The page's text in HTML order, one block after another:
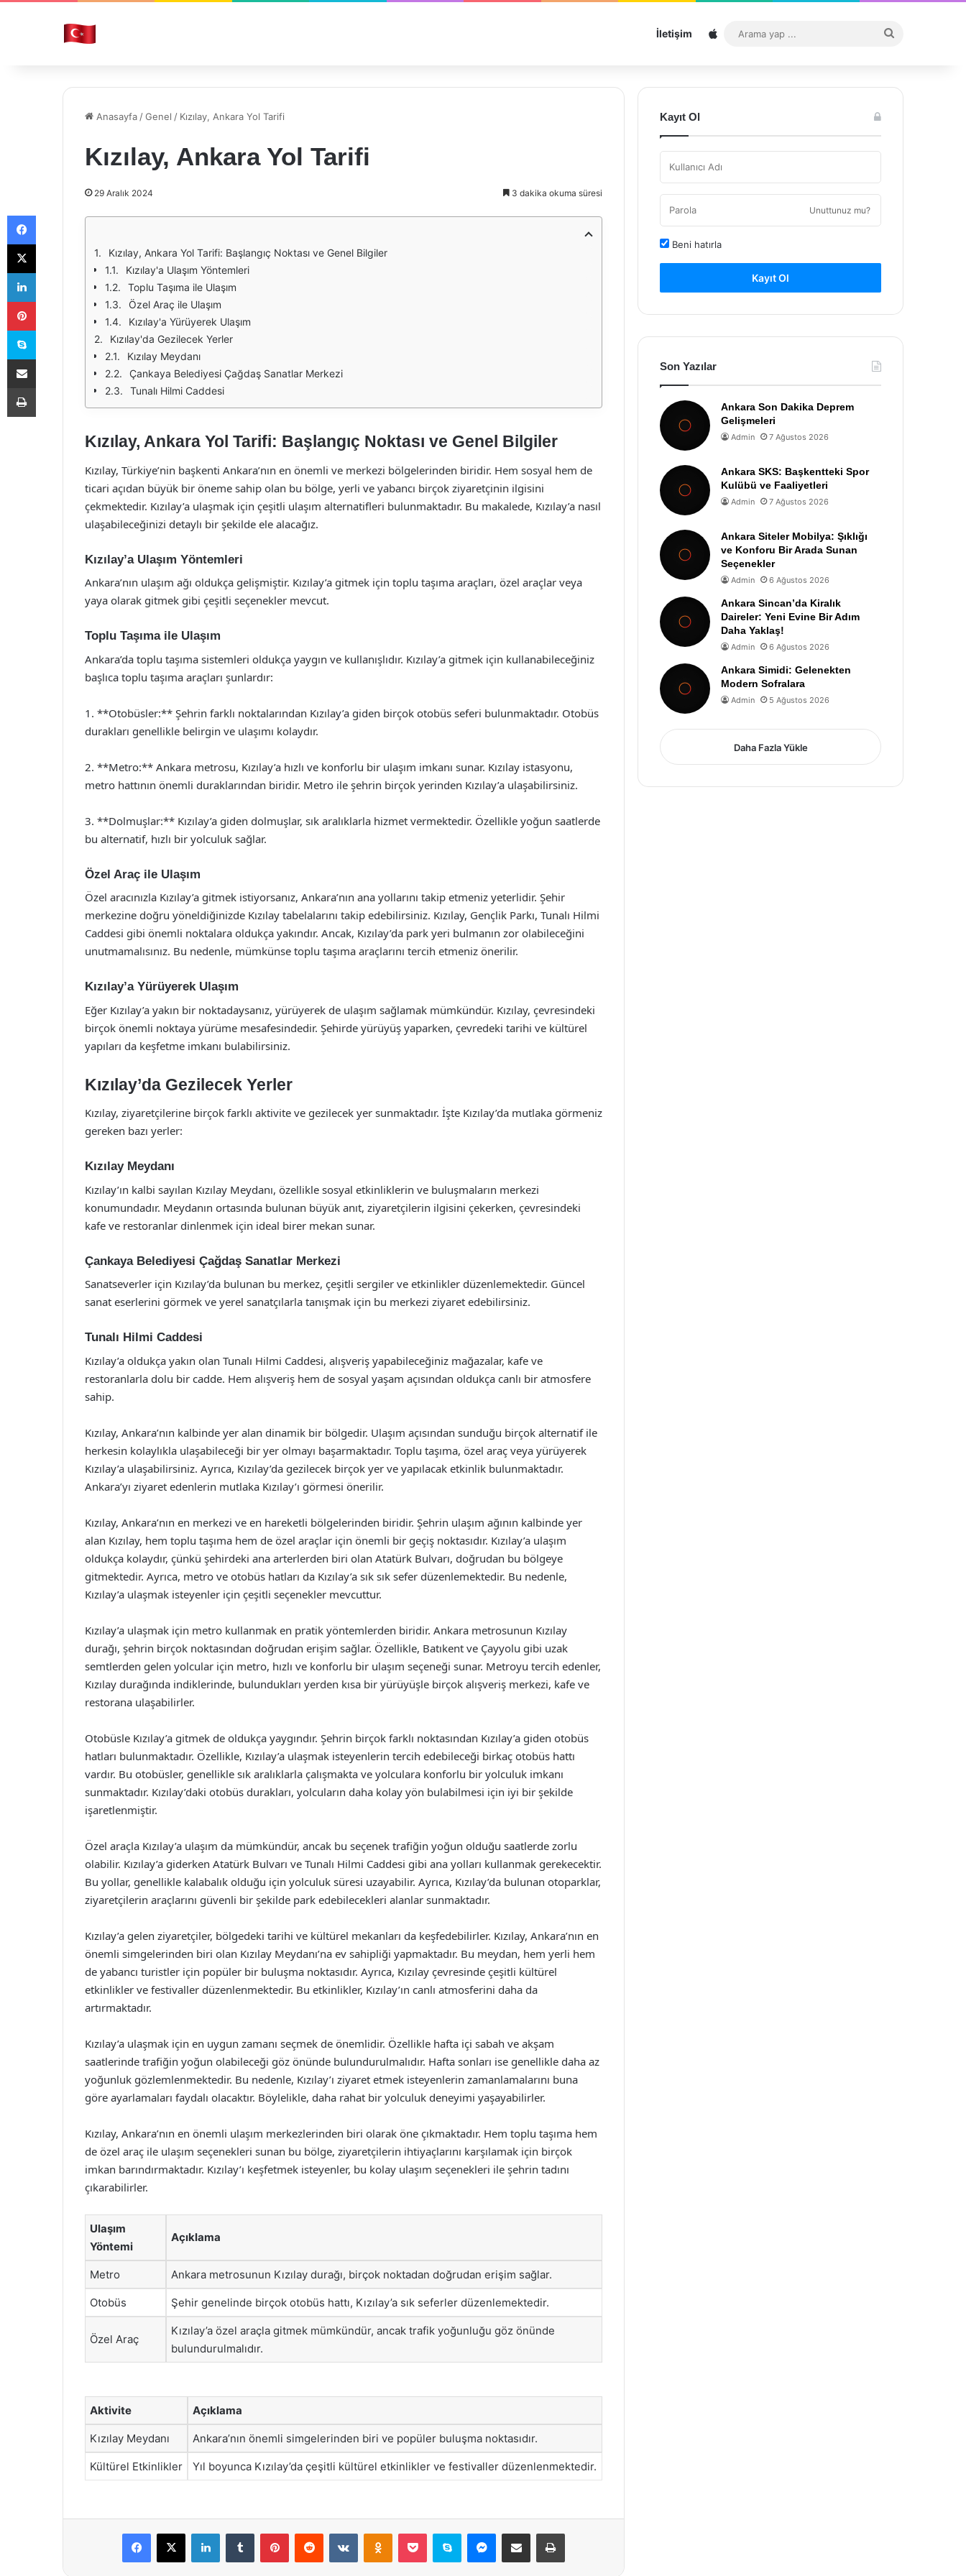
İletişim Sitemap
...
Anasayfa /Genel / Kızılay, Ankara Yol Tarifi
Kızılay, Ankara Yol Tarifi
29 Aralık 2024 3 dakika okuma süresi
Kızılay, Ankara Yol Tarifi: Başlangıç Noktası ve Genel Bilgiler
Kızılay'a Ulaşım Yöntemleri
Toplu Taşıma ile Ulaşım
Özel Araç ile Ulaşım
Kızılay'a Yürüyerek Ulaşım
Kızılay'da Gezilecek Yerler
Kızılay Meydanı
Çankaya Belediyesi Çağdaş Sanatlar Merkezi
Tunalı Hilmi Caddesi
Kızılay, Ankara Yol Tarifi: Başlangıç Noktası ve Genel Bilgiler
Kızılay, Türkiye’nin başkenti Ankara’nın en önemli ve merkezi bölgelerinden biridir. Hem sosyal hem de
ticari açıdan büyük bir öneme sahip olan bu bölge, yerli ve yabancı birçok ziyaretçinin ilgisini
çekmektedir. Kızılay’a ulaşmak için çeşitli ulaşım alternatifleri bulunmaktadır. Bu makalede, Kızılay’a nasıl
ulaşabileceğinizi detaylı bir şekilde ele alacağız.
Kızılay’a Ulaşım Yöntemleri
Ankara’nın ulaşım ağı oldukça gelişmiştir. Kızılay’a gitmek için toplu taşıma araçları, özel araçlar veya
yaya olarak gitmek gibi çeşitli seçenekler mevcut.
Toplu Taşıma ile Ulaşım
Ankara’da toplu taşıma sistemleri oldukça yaygın ve kullanışlıdır. Kızılay’a gitmek için kullanabileceğiniz
başlıca toplu taşıma araçları şunlardır:
1. **Otobüsler:** Şehrin farklı noktalarından Kızılay’a giden birçok otobüs seferi bulunmaktadır. Otobüs
durakları genellikle belirgin ve ulaşımı kolaydır.
2. **Metro:** Ankara metrosu, Kızılay’a hızlı ve konforlu bir ulaşım imkanı sunar. Kızılay istasyonu,
metro hattının önemli duraklarından biridir. Metro ile şehrin birçok yerinden Kızılay’a ulaşabilirsiniz.
3. **Dolmuşlar:** Kızılay’a giden dolmuşlar, sık aralıklarla hizmet vermektedir. Özellikle yoğun saatlerde
bu alternatif, hızlı bir yolculuk sağlar.
Özel Araç ile Ulaşım
Özel aracınızla Kızılay’a gitmek istiyorsanız, Ankara’nın ana yollarını takip etmeniz yeterlidir. Şehir
merkezine doğru yöneldiğinizde Kızılay tabelalarını takip edebilirsiniz. Kızılay, Gençlik Parkı, Tunalı Hilmi
Caddesi gibi önemli noktalara oldukça yakındır. Ancak, Kızılay’da park yeri bulmanın zor olabileceğini
unutmamalısınız. Bu nedenle, mümkünse toplu taşıma araçlarını tercih etmeniz önerilir.
Kızılay’a Yürüyerek Ulaşım
Eğer Kızılay’a yakın bir noktadaysanız, yürüyerek de ulaşım sağlamak mümkündür. Kızılay, çevresindeki
birçok önemli noktaya yürüme mesafesindedir. Şehirde yürüyüş yaparken, çevredeki tarihi ve kültürel
yapıları da keşfetme imkanı bulabilirsiniz.
Kızılay’da Gezilecek Yerler
Kızılay, ziyaretçilerine birçok farklı aktivite ve gezilecek yer sunmaktadır. İşte Kızılay’da mutlaka görmeniz
gereken bazı yerler:
Kızılay Meydanı
Kızılay’ın kalbi sayılan Kızılay Meydanı, özellikle sosyal etkinliklerin ve buluşmaların merkezi
konumundadır. Meydanın ortasında bulunan büyük anıt, ziyaretçilerin ilgisini çekerken, çevresindeki
kafe ve restoranlar dinlenmek için ideal birer mekan sunar.
Çankaya Belediyesi Çağdaş Sanatlar Merkezi
Sanatseverler için Kızılay’da bulunan bu merkez, çeşitli sergiler ve etkinlikler düzenlemektedir. Güncel
sanat eserlerini görmek ve yerel sanatçılarla tanışmak için bu merkezi ziyaret edebilirsiniz.
Tunalı Hilmi Caddesi
Kızılay’a oldukça yakın olan Tunalı Hilmi Caddesi, alışveriş yapabileceğiniz mağazalar, kafe ve
restoranlarla dolu bir cadde. Hem alışveriş hem de sosyal yaşam açısından oldukça canlı bir atmosfere
sahip.
Kızılay, Ankara’nın kalbinde yer alan dinamik bir bölgedir. Ulaşım açısından sunduğu birçok alternatif ile
herkesin kolaylıkla ulaşabileceği bir yer olmayı başarmaktadır. Toplu taşıma, özel araç veya yürüyerek
Kızılay’a ulaşabilirsiniz. Ayrıca, Kızılay’da gezilecek birçok yer ve yapılacak etkinlik bulunmaktadır.
Ankara’yı ziyaret edenlerin mutlaka Kızılay’ı görmesi önerilir.
Kızılay, Ankara’nın en merkezi ve en hareketli bölgelerinden biridir. Şehrin ulaşım ağının kalbinde yer
alan Kızılay, hem toplu taşıma hem de özel araçlar için önemli bir geçiş noktasıdır. Kızılay’a ulaşım
oldukça kolaydır, çünkü şehirdeki ana arterlerden biri olan Atatürk Bulvarı, doğrudan bu bölgeye
gitmektedir. Ayrıca, metro ve otobüs hatları da Kızılay’a sık sık sefer düzenlemektedir. Bu nedenle,
Kızılay’a ulaşmak isteyenler için çeşitli seçenekler mevcuttur.
Kızılay’a ulaşmak için metro kullanmak en pratik yöntemlerden biridir. Ankara metrosunun Kızılay
durağı, şehrin birçok noktasından doğrudan erişim sağlar. Özellikle, Batıkent ve Çayyolu gibi uzak
semtlerden gelen yolcular için metro, hızlı ve konforlu bir ulaşım seçeneği sunar. Metroyu tercih edenler,
Kızılay durağında indiklerinde, bulundukları yerden kısa bir yürüyüşle birçok alışveriş merkezi, kafe ve
restorana ulaşabilirler.
Otobüsle Kızılay’a gitmek de oldukça yaygındır. Şehrin birçok farklı noktasından Kızılay’a giden otobüs
hatları bulunmaktadır. Özellikle, Kızılay’a ulaşmak isteyenlerin tercih edebileceği birkaç otobüs hattı
vardır. Bu otobüsler, genellikle sık aralıklarla çalışmakta ve yolculara konforlu bir yolculuk imkanı
sunmaktadır. Kızılay’daki otobüs durakları, yolcuların daha kolay yön bulabilmesi için iyi bir şekilde
işaretlenmiştir.
Özel araçla Kızılay’a ulaşım da mümkündür, ancak bu seçenek trafiğin yoğun olduğu saatlerde zorlu
olabilir. Kızılay’a giderken Atatürk Bulvarı ve Tunalı Hilmi Caddesi gibi ana yolları kullanmak gerekecektir.
Bu yollar, genellikle kalabalık olduğu için yolculuk süresi uzayabilir. Ayrıca, Kızılay’da bulunan otoparklar,
ziyaretçilerin araçlarını güvenli bir şekilde park edebilecekleri alanlar sunmaktadır.
Kızılay’a gelen ziyaretçiler, bölgedeki tarihi ve kültürel mekanları da keşfedebilirler. Kızılay, Ankara’nın en
önemli simgelerinden biri olan Kızılay Meydanı’na ev sahipliği yapmaktadır. Bu meydan, hem yerli hem
de yabancı turistler için popüler bir buluşma noktasıdır. Ayrıca, Kızılay çevresinde çeşitli kültürel
etkinlikler ve festivaller düzenlenmektedir. Bu etkinlikler, Kızılay’ın canlı atmosferini daha da
artırmaktadır.
Kızılay’a ulaşmak için en uygun zamanı seçmek de önemlidir. Özellikle hafta içi sabah ve akşam
saatlerinde trafiğin yoğun olabileceği göz önünde bulundurulmalıdır. Hafta sonları ise genellikle daha az
yoğunluk gözlemlenmektedir. Bu nedenle, Kızılay’ı ziyaret etmek isteyenlerin zamanlamalarını buna
göre ayarlamaları faydalı olacaktır. Böylelikle, daha rahat bir yolculuk deneyimi yaşayabilirler.
Kızılay, Ankara’nın en önemli ulaşım merkezlerinden biri olarak öne çıkmaktadır. Hem toplu taşıma hem
de özel araç ile ulaşım seçenekleri sunan bu bölge, ziyaretçilerin ihtiyaçlarını karşılamak için birçok
imkan barındırmaktadır. Kızılay’ı keşfetmek isteyenler, bu kolay ulaşım seçenekleri ile şehrin tadını
çıkarabilirler.
Ulaşım
Yöntemi
Açıklama
Metro Ankara metrosunun Kızılay durağı, birçok noktadan doğrudan erişim sağlar.
Otobüs Şehir genelinde birçok otobüs hattı, Kızılay’a sık seferler düzenlemektedir.
Özel Araç
Kızılay’a özel araçla gitmek mümkündür, ancak trafik yoğunluğu göz önünde
bulundurulmalıdır.
Aktivite Açıklama
Kızılay Meydanı Ankara’nın önemli simgelerinden biri ve popüler buluşma noktasıdır.
Kültürel Etkinlikler Yıl boyunca Kızılay’da çeşitli kültürel etkinlikler ve festivaller düzenlenmektedir.
Facebook
X LinkedInTumblr PinterestReddit VKontakteOdnoklassniki
Pocket Skype Messenger
E-Posta ile paylaş Yazdır
Kayıt Ol
Unuttunuz mu?
Beni hatırla
Kayıt Ol
Son Yazılar
Ankara Son Dakika Deprem
Gelişmeleri
Admin 7 Ağustos 2026
Ankara SKS: Başkentteki Spor
Kulübü ve Faaliyetleri
Admin 7 Ağustos 2026
Ankara Siteler Mobilya: Şıklığı
ve Konforu Bir Arada Sunan
Seçenekler
Admin 6 Ağustos 2026
Ankara Sincan’da Kiralık
Daireler: Yeni Evine Bir Adım
Daha Yaklaş!
Admin 6 Ağustos 2026
Ankara Simidi: Gelenekten
Modern Sofralara
Admin 5 Ağustos 2026
Daha Fazla Yükle
Facebook
X
LinkedIn
Pinterest
Skype
E-Posta ile paylaş